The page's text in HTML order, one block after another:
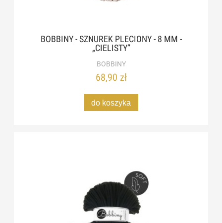
BOBBINY - SZNUREK PLECIONY - 8 MM -
„CIELISTY”
BOBBINY
68,90 zł
do koszyka